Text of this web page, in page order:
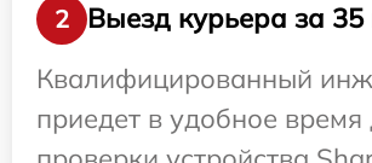
2
Выезд курьера за 35
Квалифицированный
приедет в удобное время